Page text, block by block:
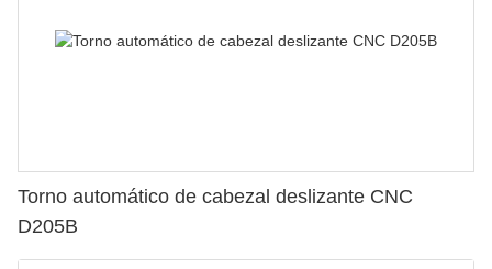
Torno automático de cabezal deslizante CNC
D205B